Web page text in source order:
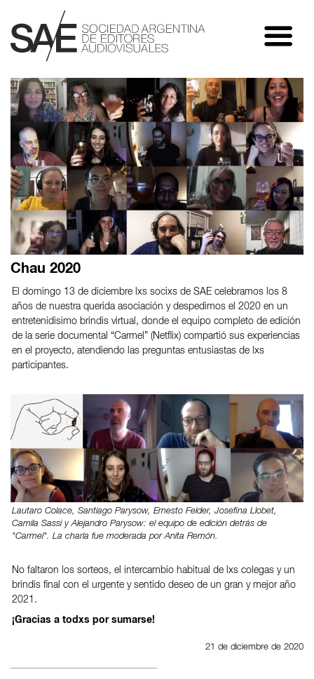
Chau 2020
El domingo 13 de diciembre lxs socixs de SAE celebramos los 8
años de nuestra querida asociación y despedimos el 2020 en un
entretenidisimo brindis virtual, donde el equipo completo de edición
de la serie documental “Carmel” (Netflix) compartió sus experiencias
en el proyecto, atendiendo las preguntas entusiastas de lxs
participantes.
Lautaro Colace, Santiago Parysow, Ernesto Felder, Josefina Llobet,
Camila Sassi y Alejandro Parysow: el equipo de edición detrás de
"Carmel". La charla fue moderada por Anita Remón.
No faltaron los sorteos, el intercambio habitual de lxs colegas y un
brindis final con el urgente y sentido deseo de un gran y mejor año
2021.
¡Gracias a todxs por sumarse!
21 de diciembre de 2020